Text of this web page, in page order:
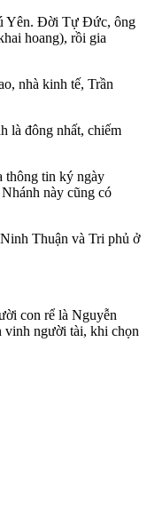
Yên. Đời Tự Đức, ông
hoang), rồi gia
nhà kinh tế, Trần
là đông nhất, chiếm
thông tin ký ngày
này cũng có
Thuận và Tri phủ ở
con rể là Nguyễn
vinh người tài, khi chọn